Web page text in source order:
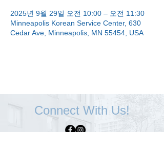
2025년 9월 29일 오전 10:00 – 오전 11:30
Minneapolis Korean Service Center, 630
Cedar Ave, Minneapolis, MN 55454, USA
Connect With Us!